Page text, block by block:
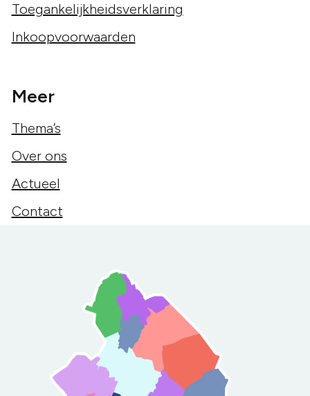
Toegankelijkheidsverklaring
Inkoopvoorwaarden
Meer
Thema’s
Over ons
Actueel
Contact